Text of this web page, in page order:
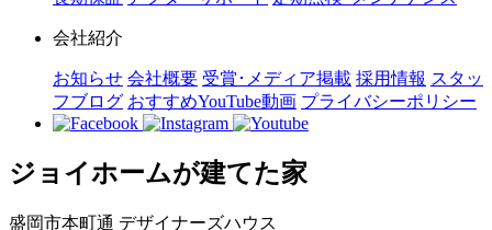
会社紹介
お知らせ 会社概要 受賞･メディア掲載 採用情報 スタッ
フブログ おすすめYouTube動画 プライバシーポリシー
ジョイホームが建てた家
盛岡市本町通 デザイナーズハウス